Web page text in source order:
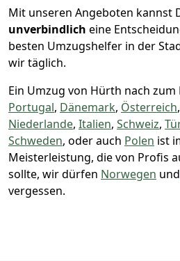
Mit unseren Angeboten kannst
unverbindlich eine
besten Umzugshelfer in der
wir täglich.
Ein Umzug von Hürth nach zum
Portugal, Dänemark, Österreich,
Niederlande, Italien, Schweiz,
Schweden, oder auch Polen ist
Meisterleistung, die von Profis
sollte, wir dürfen Norwegen und
vergessen.